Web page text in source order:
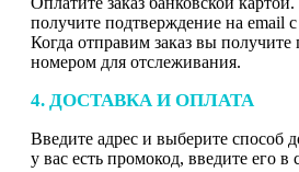
получите подтверждение на email
Когда отправим заказ вы получите
номером для отслеживания.
4. ДОСТАВКА И ОПЛАТА
Введите адрес и выберите способ
у вас есть промокод, введите его в